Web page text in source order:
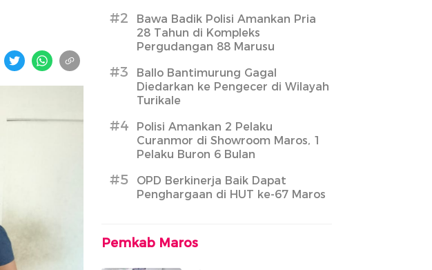
#2
Bawa Badik Polisi Amankan Pria
28 Tahun di Kompleks
Pergudangan 88 Marusu
#3
Ballo Bantimurung Gagal
Diedarkan ke Pengecer di Wilayah
Turikale
#4
Polisi Amankan 2 Pelaku
Curanmor di Showroom Maros, 1
Pelaku Buron 6 Bulan
#5
OPD Berkinerja Baik Dapat
Penghargaan di HUT ke-67 Maros
Pemkab Maros